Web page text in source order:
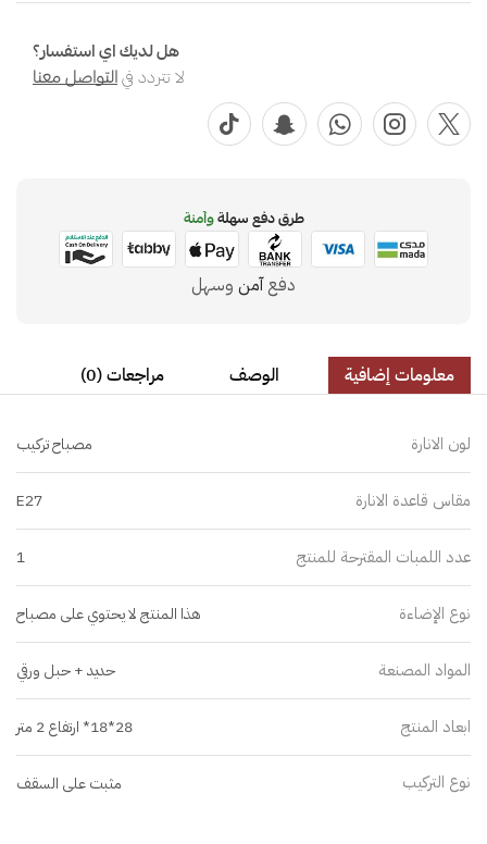
هل لديك اي استفسار؟
لا تتردد فيالتواصل معنا
طرق دفع سهلةوآمنة
دفعآمن وسهل
معلومات إضافية الوصف مراجعات (0)
لون الانارة مصباح تركيب
مقاس قاعدة الانارة E27
عدد اللمبات المقترحة للمنتج 1
نوع الإضاءة هذا المنتج لا يحتوي على مصباح
المواد المصنعة حديد + حبل ورقي
ابعاد المنتج 28*18* ارتفاع 2 متر
نوع التركيب مثبت على السقف